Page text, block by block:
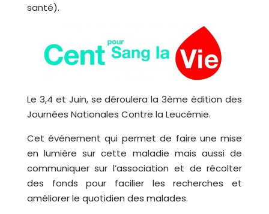
santé).
Le 3,4 et Juin, se déroulera la 3ème édition des
Journées Nationales Contre la Leucémie.
Cet événement qui permet de faire une mise
en lumière sur cette maladie mais aussi de
communiquer sur l’association et de récolter
des fonds pour facilier les recherches et
améliorer le quotidien des malades.